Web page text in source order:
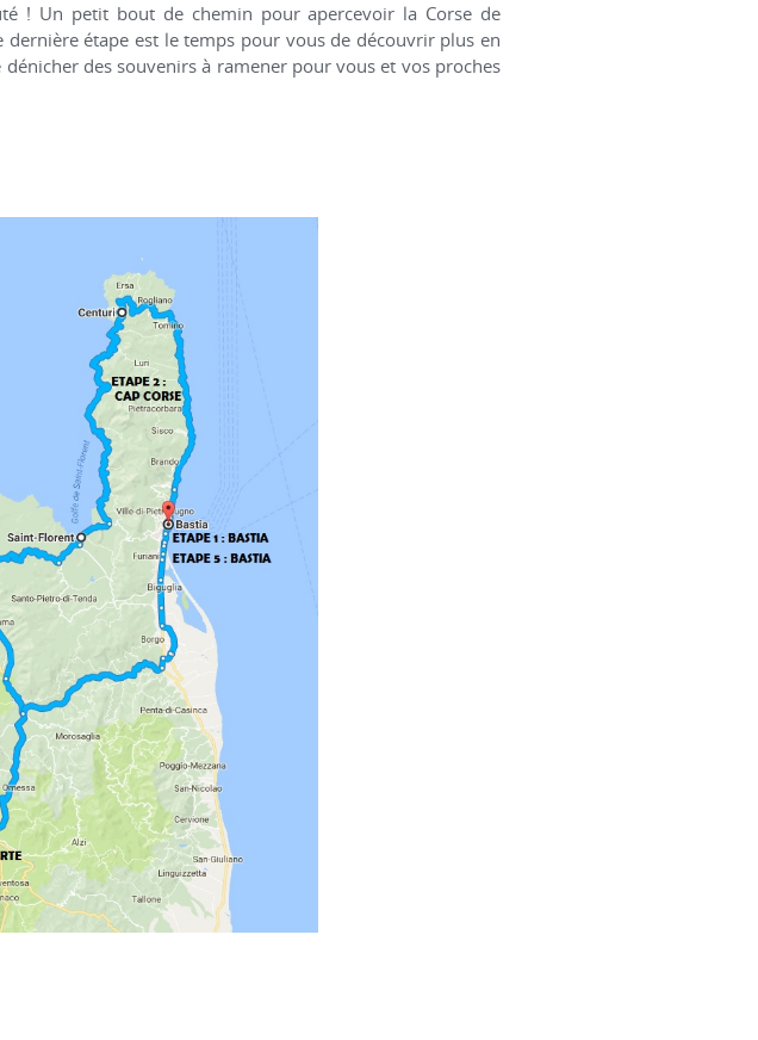
! Un petit bout de chemin pour apercevoir la Corse de
dernière étape est le temps pour vous de découvrir plus en
des souvenirs à ramener pour vous et vos proches